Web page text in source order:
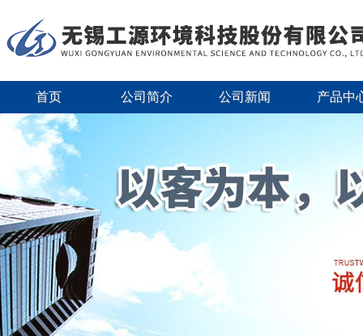
首页 公司简介 公司新闻 产品中